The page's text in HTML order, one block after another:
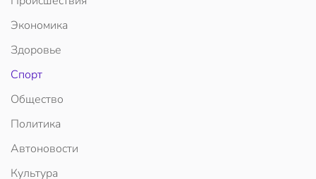
Экономика
Здоровье
Спорт
Общество
Политика
Автоновости
Культура